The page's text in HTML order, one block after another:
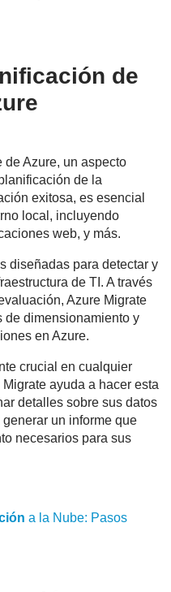
de
Azure, un aspecto
de la
exitosa, es esencial
local, incluyendo
web, y más.
diseñadas para detectar y
de TI. A través
Azure Migrate
de dimensionamiento y
en Azure.
crucial en cualquier
ayuda a hacer esta
detalles sobre sus datos
un informe que
necesarios para sus
a la Nube: Pasos